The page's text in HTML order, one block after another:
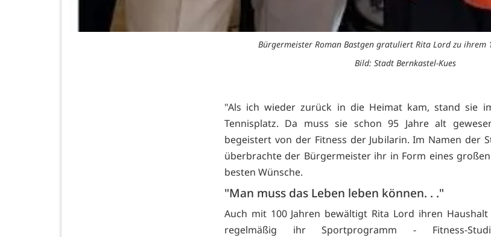
Bürgermeister Roman Bastgen gratuliert Rita Lord zu ihrem
Bild: Stadt Bernkastel-Kues
"Als ich wieder zurück in die Heimat kam, stand sie
Tennisplatz. Da muss sie schon 95 Jahre alt
begeistert von der Fitness der Jubilarin. Im Namen der
überbrachte der Bürgermeister ihr in Form eines
besten Wünsche.
"Man muss das Leben leben können. . ."
Auch mit 100 Jahren bewältigt Rita Lord ihren
regelmäßig ihr Sportprogramm - Fitness-